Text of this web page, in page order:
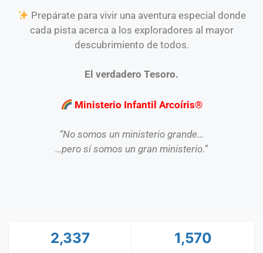
Prepárate para vivir una aventura especial donde
cada pista acerca a los exploradores al mayor
descubrimiento de todos.
El verdadero Tesoro.
Ministerio Infantil Arcoíris®
“No somos un ministerio grande…
…pero sí somos un gran ministerio.”
2,337 1,570